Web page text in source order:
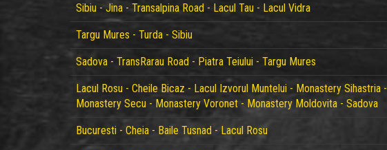
Sibiu - Jina - Transalpina Road - Lacul Tau - Lacul Vidra
Targu Mures - Turda - Sibiu
Sadova - TransRarau Road - Piatra Teiului - Targu Mures
Lacul Rosu - Cheile Bicaz - Lacul Izvorul Muntelui - Monastery Sihastria -
Monastery Secu - Monastery Voronet - Monastery Moldovita - Sadova
Bucuresti - Cheia - Baile Tusnad - Lacul Rosu